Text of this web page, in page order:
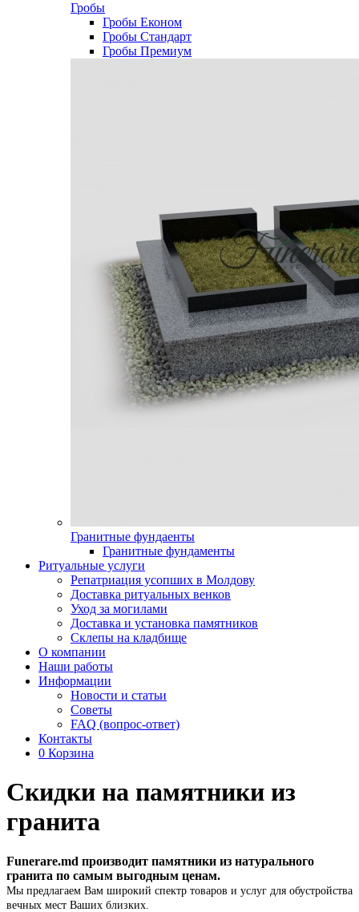
Гробы
Гробы Економ
Гробы Стандарт
Гробы Премиум
Гранитные фундаенты
Гранитные фундаменты
Ритуальные услуги
Репатриация усопших в Молдову
Доставка ритуальных венков
Уход за могилами
Доставка и установка памятников
Склепы на кладбище
О компании
Наши работы
Информации
Новости и статьи
Советы
FAQ (вопрос-ответ)
Контакты
0 Корзина
Скидки на памятники из
гранита
Funerare.md производит памятники из натурального
гранита по самым выгодным ценам.
Мы предлагаем Вам широкий спектр товаров и услуг для обустройства
вечных мест Ваших близких.